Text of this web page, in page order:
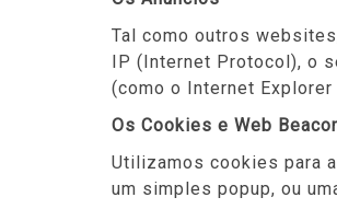
Tal como outros
IP (Internet Protocol), o
(como o Internet
Os Cookies e Web
Utilizamos cookies para
um simples popup, ou